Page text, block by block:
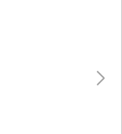
しても素敵
ンです。